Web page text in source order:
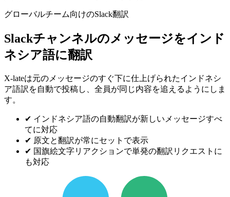
グローバルチーム向けのSlack翻訳
Slackチャンネルのメッセージをインド
ネシア語に翻訳
X-lateは元のメッセージのすぐ下に仕上げられたインドネシ
ア語訳を自動で投稿し、全員が同じ内容を追えるようにしま
す。
✔ インドネシア語の自動翻訳が新しいメッセージすべ
てに対応
✔ 原文と翻訳が常にセットで表示
✔ 国旗絵文字リアクションで単発の翻訳リクエストに
も対応